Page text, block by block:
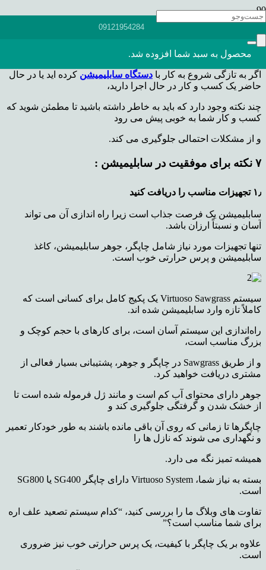
09121954284
محصول به سبد شما افزوده شد.
۷ نکته برای موفقیت در
سابلیمیشن
اگر به تازگی شروع به کار با دستگاه سابلیمیشن کرده اید یا در حال
حاضر یک کسب و کار در حال اجرا دارید،
چند نکته وجود دارد که باید به خاطر داشته باشید تا مطمئن شوید که
کسب و کار شما به خوبی پیش می رود
و از مشکلات احتمالی جلوگیری می کند.
۷ نکته برای موفقیت در سابلیمیشن :
۱٫ تجهیزات مناسب را دریافت کنید
سابلیمیشن یک فرصت جذاب است زیرا راه اندازی آن می تواند
آسان و نسبتاً ارزان باشد.
تنها تجهیزات مورد نیاز شامل چاپگر، جوهر سابلیمیشن، کاغذ
سابلیمیشن و پرس حرارتی خوب است.
سیستم Virtuoso Sawgrass یک پکیج کامل برای کسانی است که
کاملاً تازه وارد سابلیمیشن شده اند.
راه‌اندازی این سیستم آسان است، برای کارهای با حجم کوچک و
بزرگ مناسب است،
و از طریق Sawgrass در چاپگر و جوهر، پشتیبانی بسیار فعالی از
مشتری دریافت خواهید کرد.
جوهر دارای محتوای آب کم است و مانند ژل فرموله شده است تا
از خشک شدن و گرفتگی جلوگیری کند و
چاپگرها تا زمانی که روی آن باقی مانده باشند به طور خودکار تعمیر
و نگهداری می شوند که نازل ها را
همیشه تمیز نگه می دارد.
بسته به نیاز شما، Virtuoso System دارای چاپگر SG400 یا SG800
است.
تفاوت های وبلاگ ما را بررسی کنید، “کدام سیستم تصعید علف اره
برای شما مناسب است؟”
علاوه بر یک چاپگر با کیفیت، یک پرس حرارتی خوب نیز ضروری
است.